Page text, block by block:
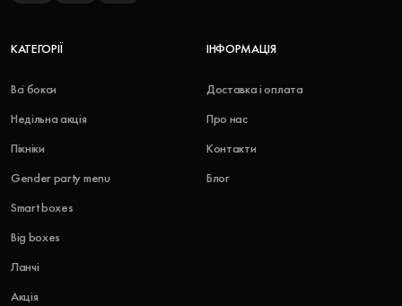
КАТЕГОРІЇ
Всі бокси
Недільна акція
Пікніки
Gender party menu
Smart boxes
Big boxes
Ланчі
Акція
ІНФОРМАЦІЯ
Доставка і оплата
Про нас
Контакти
Блог